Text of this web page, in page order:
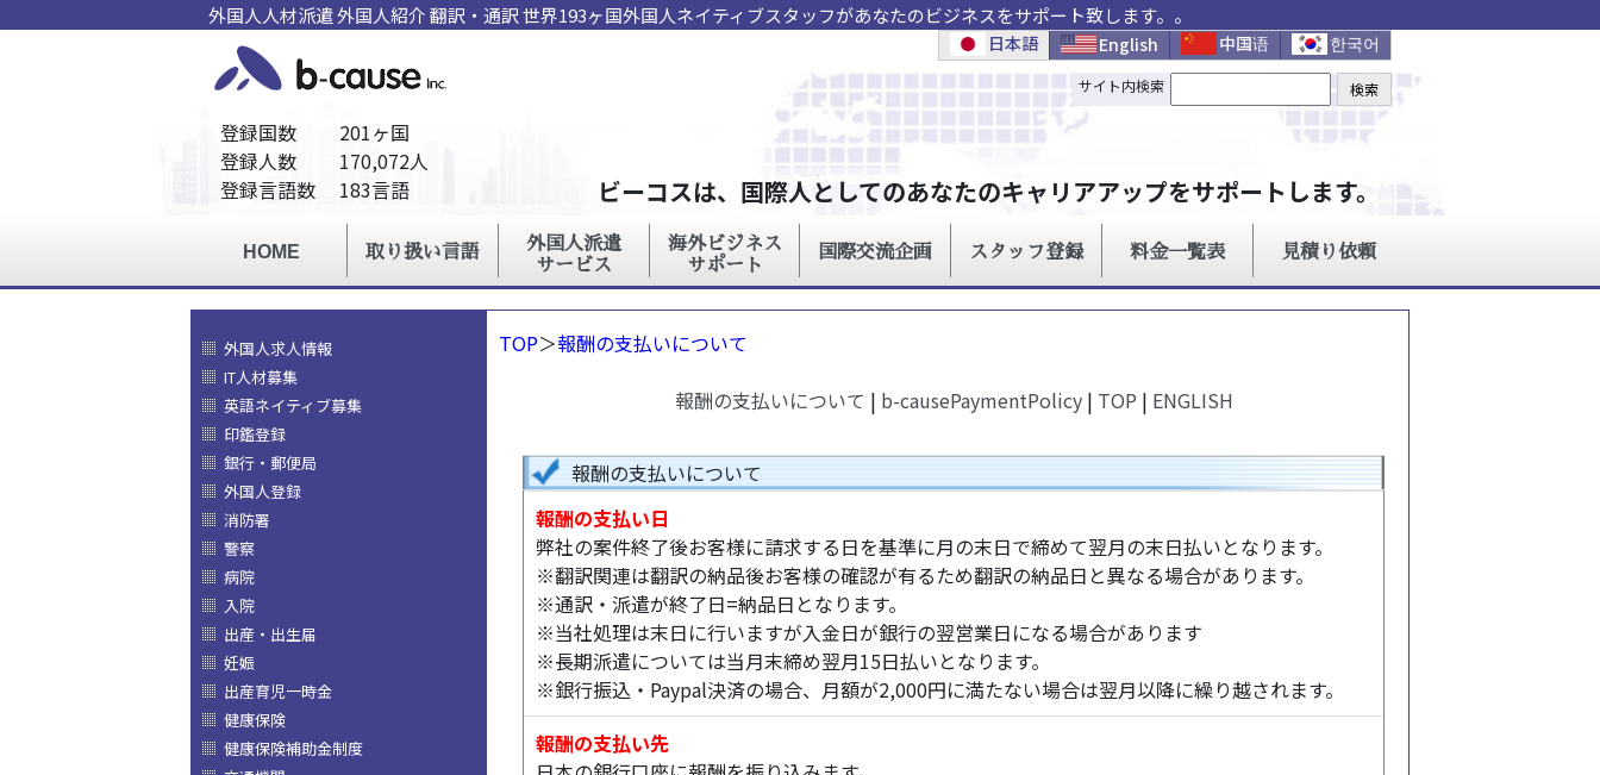
外国人人材派遣外国人紹介翻訳 ・ 通訳世界193ヶ国外国人ネイティブスタッフがあなたのビジネスをサポート致します。。
TOP＞報酬の支払いについて
報酬の支払いについて | b-causePaymentPolicy| TOP | ENGLISH
報酬の支払いについて
報酬の支払い日
弊社の案件終了後お客様に請求する日を基準に月の末日で締めて翌月の末日払いとなります。
※翻訳関連は翻訳の納品後お客様の確認が有るため翻訳の納品日と異なる場合があります。
※通訳・派遣が終了日=納品日となります。
※当社処理は末日に行いますが入金日が銀行の翌営業日になる場合があります
※長期派遣については当月末締め翌月15日払いとなります。
※銀行振込・Paypal決済の場合、月額が2,000円に満たない場合は翌月以降に繰り越されます。
報酬の支払い先